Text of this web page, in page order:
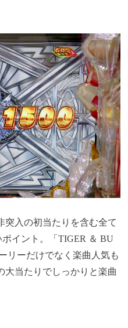
突入の初当たりを含む全て
ポイント。「TIGER ＆ BU
リーだけでなく楽曲人気も
大当たりでしっかりと楽曲